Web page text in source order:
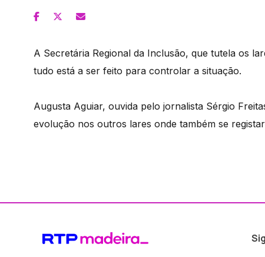
A Secretária Regional da Inclusão, que tutela os
tudo está a ser feito para controlar a situação.
Augusta Aguiar, ouvida pelo jornalista Sérgio
evolução nos outros lares onde também se